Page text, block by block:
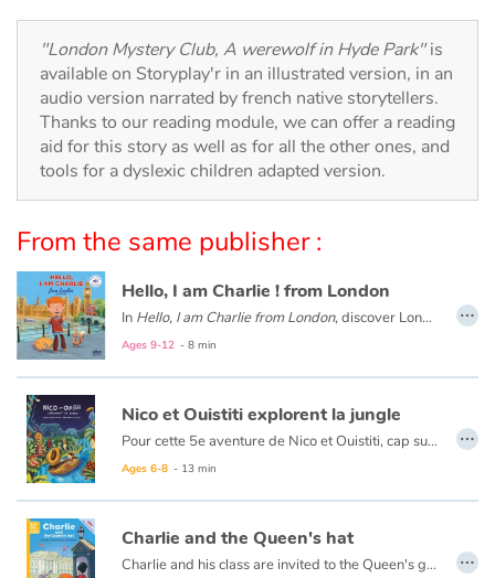
Arts, space, activities
Documentaries
With the family
Daily life and hobbies
At school
Festivals and events
Love and friendship
Social issues
Emotions and feelings
"London Mystery Club, A werewolf in Hyde Park"is
available on Storyplay'r in an illustrated version, in an
audio version narrated by french native storytellers.
Thanks to our reading module, we can offer a reading
aid for this story as well as for all the other ones, and
tools for a dyslexic children adapted version.
From the same publisher :
Hello, I am Charlie ! from London
In Hello, I am Charlie from London, discover London with Charlie, an eight-year-old English boy. Meet his family and friends, visit his school and his city with Big Ben, double-decker buses, Buckingham Palace...
Ages 9-12 - 8 min
…
Nico et Ouistiti explorent la jungle
Pour cette 5e aventure de Nico et Ouistiti, cap sur la jungle ! À bord de leur magnifique barque à tête de lion tout juste terminée, nos deux intrépides explorateurs partent au Pays des Masques où, selon le cousin de Ouistiti, se prépare une grande fête. Mais dès leur arrivée dans la jungle, ils sont emmenés par un groupe d’hommes masqués et présentés au Grand Sorcier qui leur confie une mission, croyant avoir affaire à deux sorciers plus grands que lui : retrouver le Masque qui apporte la Pluie, tout juste volé par une terrible sorcière. Ni une ni deux, Nico et Ouistiti répondent présent même s’ils ont un peu la trouille…mais la grande fête aura bien lieu si toutefois ils rapportent le précieux sésame !
Ages 6-8 - 13 min
…
Charlie and the Queen's hat
Charlie and his class are invited to the Queen's garden party. Everyone dresses up and a bus takes them to Buckingham Palace. The Queen nally arrives, but the wind blows her hat away! A crazy search begins...
…